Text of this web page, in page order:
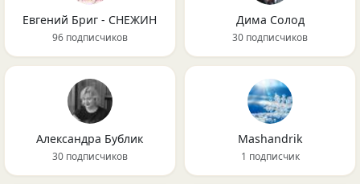
Евгений Бриг - СНЕЖИН
96 подписчиков
Дима Солод
30 подписчиков
Александра Бублик
30 подписчиков
Mashandrik
1 подписчик